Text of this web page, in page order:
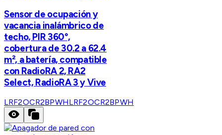
Sensor de ocupación y
vacancia inalámbrico de
techo, PIR 360°,
cobertura de 30.2 a 62.4
m², a batería, compatible
con RadioRA 2, RA2
Select, RadioRA 3 y Vive
LRF2OCR2BPWHLRF2OCR2BPWH